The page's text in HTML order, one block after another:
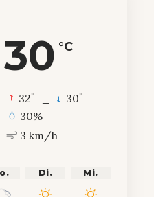
30 °C
32° 30°
30%
3 km/h
Di. Mi.